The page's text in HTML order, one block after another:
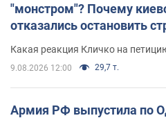
"монстром"? Почему
отказались остановить
Какая реакция Кличко на
9.08.2026 12:00 29,7 т.
Армия РФ выпустила по